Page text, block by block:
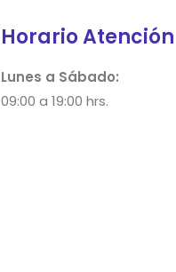
Horario Atención
Lunes a Sábado:
09:00 a 19:00 hrs.